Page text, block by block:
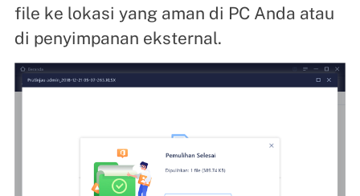
file ke lokasi yang aman di PC Anda atau
di penyimpanan eksternal.